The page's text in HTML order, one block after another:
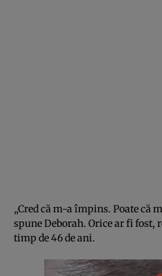
„Cred că m-a împins. Poate că
spune Deborah. Orice ar fi fost,
timp de 46 de ani.